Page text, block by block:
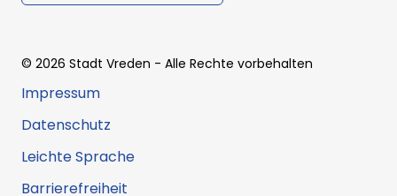
© 2026 Stadt Vreden - Alle Rechte vorbehalten
Impressum
Datenschutz
Leichte Sprache
Barrierefreiheit